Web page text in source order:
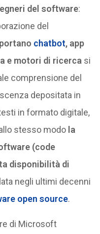
del software:
del
chatbot, app
e motori di ricerca si
comprensione del
depositata in
in formato digitale,
stesso modo la
(code
disponibilità di
negli ultimi decenni
open source.
di Microsoft